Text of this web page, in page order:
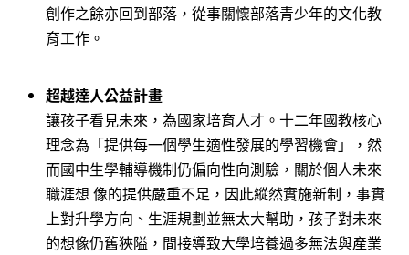
創作之餘亦回到部落，從事關懷部落青少年的文化教
育工作。
超越達人公益計畫
讓孩子看見未來，為國家培育人才。十二年國教核心
理念為「提供每一個學生適性發展的學習機會」，然
而國中生學輔導機制仍偏向性向測驗，關於個人未來
職涯想 像的提供嚴重不足，因此縱然實施新制，事實
上對升學方向、生涯規劃並無太大幫助，孩子對未來
的想像仍舊狹隘，間接導致大學培養過多無法與產業